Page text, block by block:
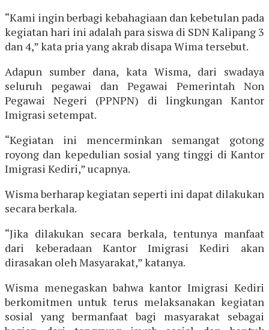
“Kami ingin berbagi kebahagiaan dan kebetulan pada
kegiatan hari ini adalah para siswa di SDN Kalipang 3
dan 4,” kata pria yang akrab disapa Wima tersebut.
Adapun sumber dana, kata Wisma, dari swadaya
seluruh pegawai dan Pegawai Pemerintah Non
Pegawai Negeri (PPNPN) di lingkungan Kantor
Imigrasi setempat.
“Kegiatan ini mencerminkan semangat gotong
royong dan kepedulian sosial yang tinggi di Kantor
Imigrasi Kediri,” ucapnya.
Wisma berharap kegiatan seperti ini dapat dilakukan
secara berkala.
“Jika dilakukan secara berkala, tentunya manfaat
dari keberadaan Kantor Imigrasi Kediri akan
dirasakan oleh Masyarakat,” katanya.
Wisma menegaskan bahwa kantor Imigrasi Kediri
berkomitmen untuk terus melaksanakan kegiatan
sosial yang bermanfaat bagi masyarakat sebagai